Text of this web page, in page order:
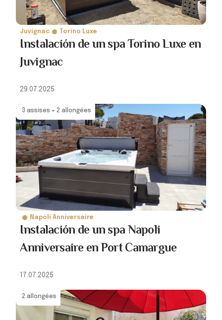
Juvignac Torino Luxe
Instalación de un spa Torino Luxe en
Juvignac
29.07.2025
3 assises + 2 allongées
Napoli Anniversaire
Instalación de un spa Napoli
Anniversaire en Port Camargue
17.07.2025
2 allongées